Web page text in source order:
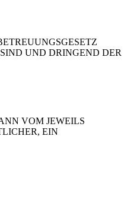
UND DRINGEND DER
VOM JEWEILS
EIN